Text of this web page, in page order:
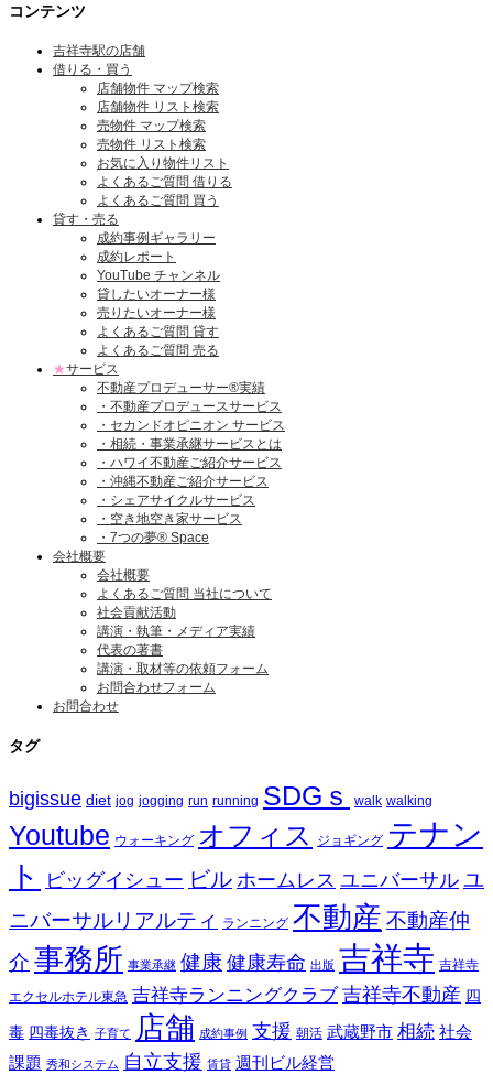
コンテンツ
吉祥寺駅の店舗
借りる・買う
店舗物件 マップ検索
店舗物件 リスト検索
売物件 マップ検索
売物件 リスト検索
お気に入り物件リスト
よくあるご質問 借りる
よくあるご質問 買う
貸す・売る
成約事例ギャラリー
成約レポート
YouTube チャンネル
貸したいオーナー様
売りたいオーナー様
よくあるご質問 貸す
よくあるご質問 売る
★サービス
不動産プロデューサー®実績
・不動産プロデュースサービス
・セカンドオピニオン サービス
・相続・事業承継サービスとは
・ハワイ不動産ご紹介サービス
・沖縄不動産ご紹介サービス
・シェアサイクルサービス
・空き地空き家サービス
・7つの夢® Space
会社概要
会社概要
よくあるご質問 当社について
社会貢献活動
講演・執筆・メディア実績
代表の著書
講演・取材等の依頼フォーム
お問合わせフォーム
お問合わせ
タグ
bigissue diet jog jogging run running SDGｓ walk walking
Youtube ウォーキング オフィス ジョギング テナン
ト
ビッグイシュー ビル ホームレス ユニバーサルユ
ニバーサルリアルティ
ランニング 不動産 不動産仲
介 事務所 事業承継 健康健康寿命 出版 吉祥寺 吉祥寺
エクセルホテル東急 吉祥寺ランニングクラブ 吉祥寺不動産 四
毒 四毒抜き 子育て 店舗 成約事例 支援 朝活 武蔵野市 相続 社会
課題 秀和システム 自立支援 賃貸 週刊ビル経営